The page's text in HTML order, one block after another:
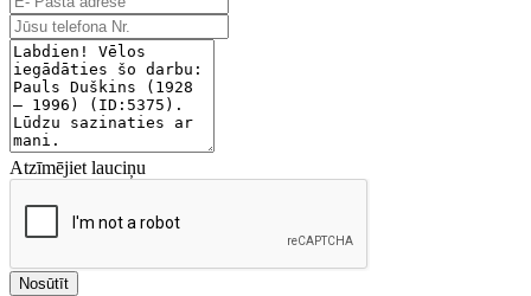
Atzīmējiet lauciņu
Nosūtīt